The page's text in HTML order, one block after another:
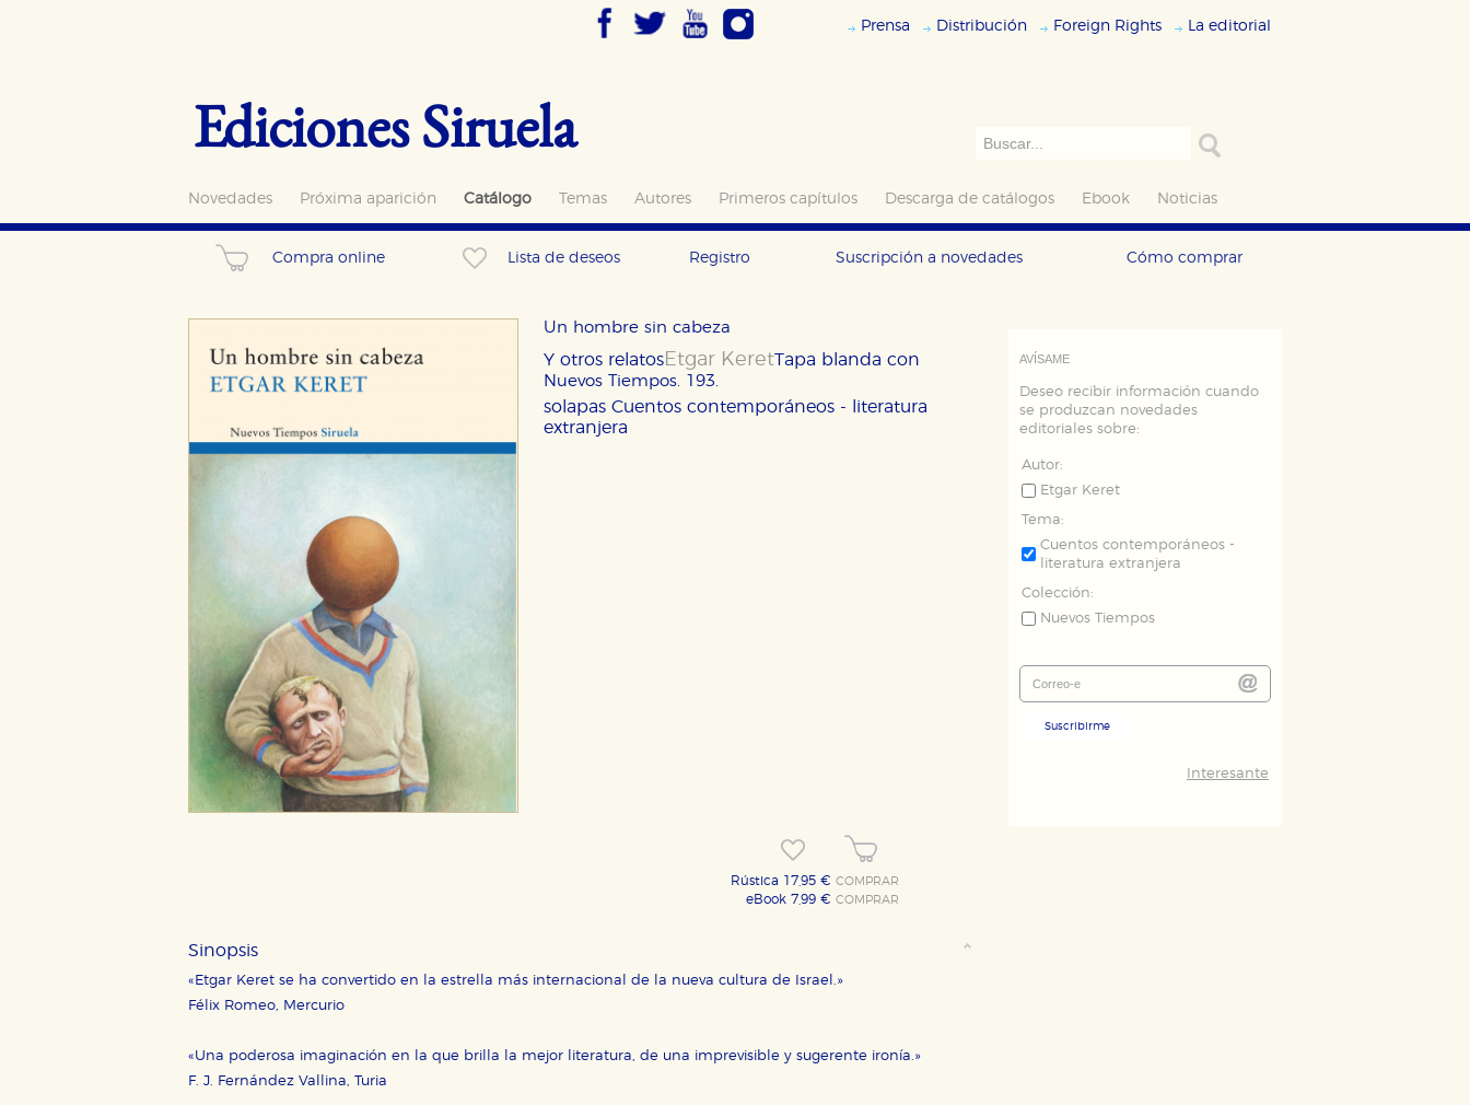
Prensa Distribución Foreign Rights La editorial
Ediciones Siruela
Novedades Próxima aparición Catálogo Temas Autores Primeros capítulos Descarga de catálogos Ebook Noticias
Compra online Lista de deseos Registro Suscripción a novedades Cómo comprar
Un hombre sin cabeza
Y otros relatosEtgar Keret
Nuevos Tiempos. 193.
Tapa blanda con
solapas Cuentos contemporáneos - literatura
extranjera
Rústica 17,95 €COMPRAR
eBook 7,99 €COMPRAR
Sinopsis
«Etgar Keret se ha convertido en la estrella más internacional de la nueva cultura de Israel.»
Félix Romeo, Mercurio
«Una poderosa imaginación en la que brilla la mejor literatura, de una imprevisible y sugerente ironía.»
F. J. Fernández Vallina, Turia
AVÍSAME
Deseo recibir información cuando
se produzcan novedades
editoriales sobre:
Autor:
Etgar Keret
Tema:
Cuentos contemporáneos -
literatura extranjera
Colección:
Nuevos Tiempos
Suscribirme
Interesante